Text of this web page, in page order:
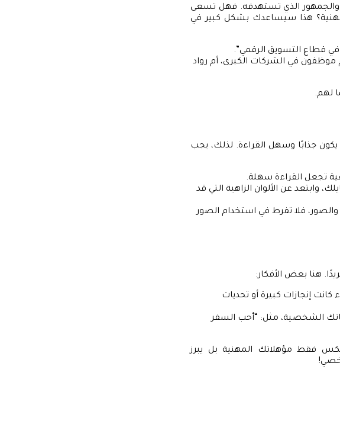
والجمهور الذي تستهدفه. فهل تسعى
هذا سيساعدك بشكل كبير في
قطاع التسويق الرقمي”.
في الشركات الكبرى، أم رواد
لهم.
جذابًا وسهل القراءة. لذلك، يجب
تجعل القراءة سهلة.
وابتعد عن الألوان الزاهية التي قد
فلا تفرط في استخدام الصور
هنا بعض الأفكار:
إنجازات كبيرة أو تحديات
الشخصية، مثل: “أحب السفر
فقط مؤهلاتك المهنية بل يبرز